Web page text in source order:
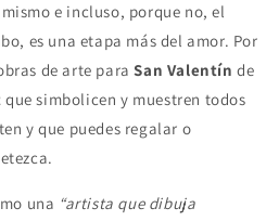
e incluso, porque no, el
es una etapa más del amor. Por
de arte paraSan Valentín de
que simbolicen y muestren todos
y que puedes regalar o
una “artista que dibuja